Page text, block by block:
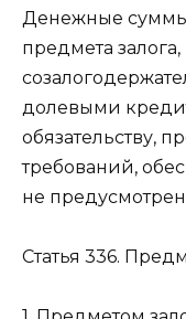
Денежные
предмета
долевыми
обязательству,
требований,
не
Статья 336.